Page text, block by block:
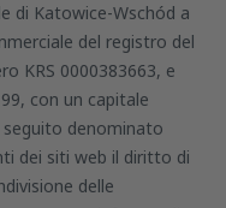
di Katowice-Wschód a
del registro del
KRS 0000383663, e
con un capitale
seguito denominato
dei siti web il diritto di
delle